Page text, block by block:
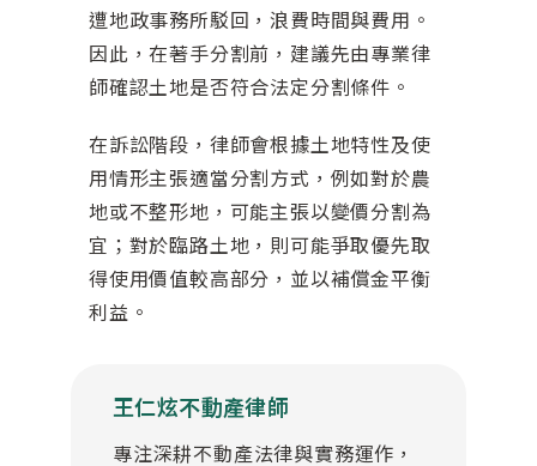
遭地政事務所駁回，浪費時間與費用。
因此，在著手分割前，建議先由專業律
師確認土地是否符合法定分割條件。
在訴訟階段，律師會根據土地特性及使
用情形主張適當分割方式，例如對於農
地或不整形地，可能主張以變價分割為
宜；對於臨路土地，則可能爭取優先取
得使用價值較高部分，並以補償金平衡
利益。
王仁炫不動產律師
專注深耕不動產法律與實務運作，